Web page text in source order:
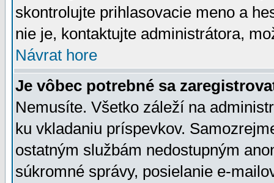
skontrolujte prihlasovacie meno a
nie je, kontaktujte administrátora,
Návrat hore
Je vôbec potrebné sa
Nemusíte. Všetko záleží na
ku vkladaniu príspevkov.
ostatným službám nedostupným
súkromné správy, posielanie e-